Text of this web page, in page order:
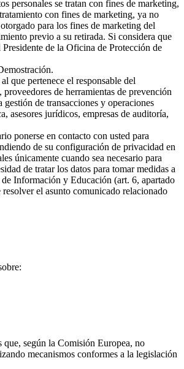
personales se tratan con fines de marketing,
con fines de marketing, ya no
para los fines de marketing del
previo a su retirada. Si considera que
de la Oficina de Protección de
que pertenece el responsable del
de herramientas de prevención
de transacciones y operaciones
asesores jurídicos, empresas de auditoría,
ponerse en contacto con usted para
de su configuración de privacidad en
únicamente cuando sea necesario para
de tratar los datos para tomar medidas a
Información y Educación (art. 6, apartado
el asunto comunicado relacionado
que, según la Comisión Europea, no
mecanismos conformes a la legislación